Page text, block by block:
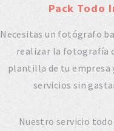
Pack Todo
Necesitas un fotógrafo
realizar la fotografía
plantilla de tu empresa
servicios sin
Nuestro servicio